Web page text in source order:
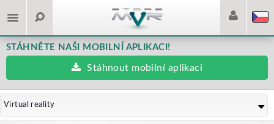
STÁHNĚTE NAŠI MOBILNÍ APLIKACI!
Stáhnout mobilní aplikaci
Virtual reality